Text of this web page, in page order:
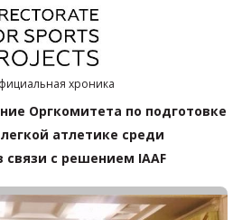
хроника
Оргкомитета по подготовке
атлетике среди
связи с решением IAAF